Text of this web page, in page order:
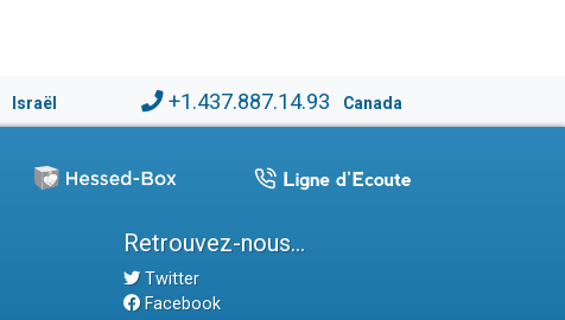
Israël +1.437.887.14.93 Canada
Retrouvez-nous...
Twitter
Facebook